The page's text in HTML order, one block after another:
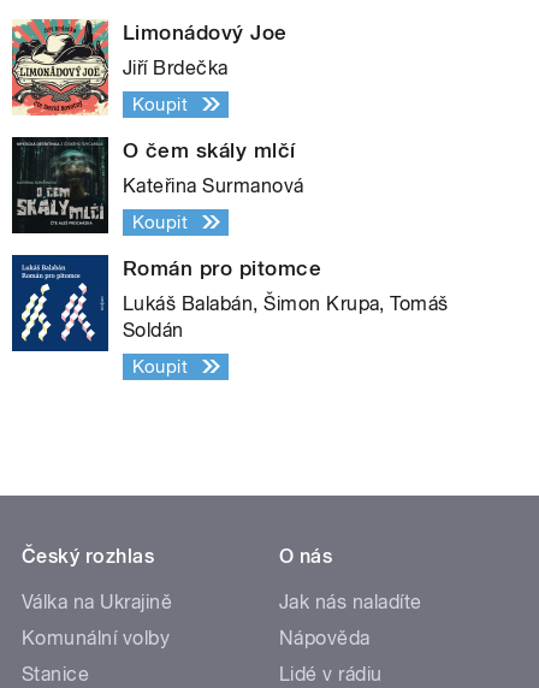
Limonádový Joe
Jiří Brdečka
Koupit
O čem skály mlčí
Kateřina Surmanová
Koupit
Román pro pitomce
Lukáš Balabán, Šimon Krupa, Tomáš
Soldán
Koupit
Český rozhlas
Válka na Ukrajině
Komunální volby
Stanice
O nás
Jak nás naladíte
Nápověda
Lidé v rádiu